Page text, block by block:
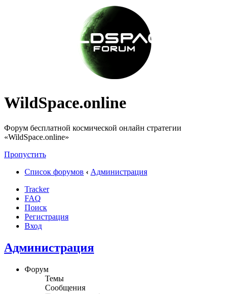
WildSpace.online
Форум бесплатной космической онлайн стратегии
«WildSpace.online»
Пропустить
Список форумов ‹ Администрация
Tracker
FAQ
Поиск
Регистрация
Вход
Администрация
Форум
Темы
Сообщения